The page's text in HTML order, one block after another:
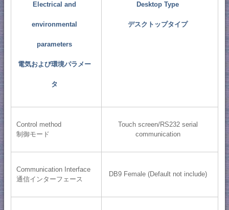
Electrical and
environmental
parameters
電気および環境パラメー
タ
Desktop Type
デスクトップタイプ
Control method
制御モード
Touch screen/RS232 serial
communication
Communication Interface
通信インターフェース
DB9 Female (Default not include)